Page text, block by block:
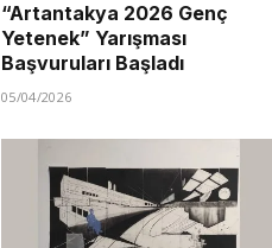
“Artantakya 2026 Genç
Yetenek” Yarışması
Başvuruları Başladı
05/04/2026